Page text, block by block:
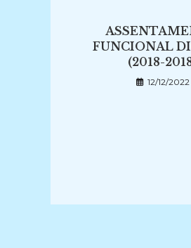
FUNCIONAL
(2018-
12/12/2022